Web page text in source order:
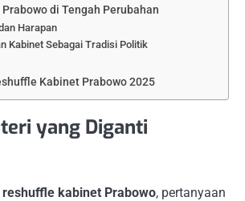
di Tengah Perubahan
Harapan
Kabinet Sebagai Tradisi Politik
Kabinet Prabowo 2025
yang Diganti
reshuffle kabinet Prabowo, pertanyaan